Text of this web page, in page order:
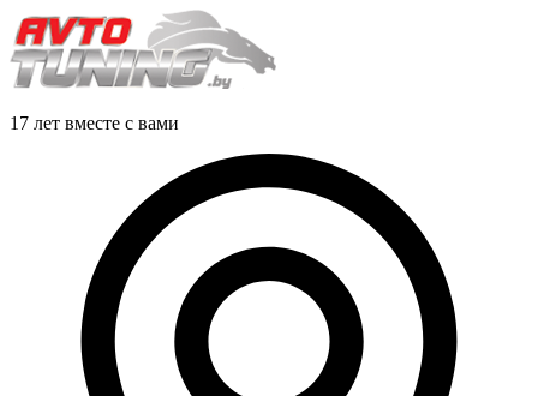
17 лет вместе с вами